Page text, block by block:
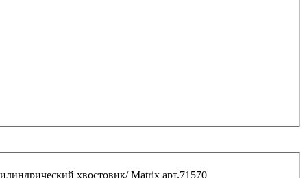
хвостовик/ Matrix арт.71570